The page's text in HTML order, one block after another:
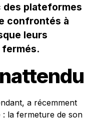
des plateformes
confrontés à
leurs
a récemment
: la fermeture de son